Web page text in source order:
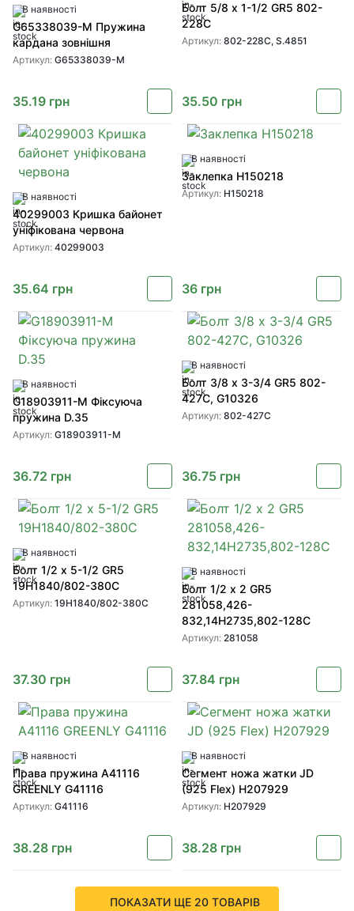
В наявності
G65338039-M Пружина
кардана зовнішня
Артикул: G65338039-M
35.19 грн
Болт 5/8 x 1-1/2 GR5 802-
228C
Артикул: 802-228C, S.4851
35.50 грн
В наявності
40299003 Кришка байонет
уніфікована червона
Артикул: 40299003
35.64 грн
В наявності
Заклепка H150218
Артикул: H150218
36 грн
В наявності
G18903911-M Фіксуюча
пружина D.35
Артикул: G18903911-M
36.72 грн
В наявності
Болт 3/8 x 3-3/4 GR5 802-
427C, G10326
Артикул: 802-427C
36.75 грн
В наявності
Болт 1/2 x 5-1/2 GR5
19H1840/802-380C
Артикул: 19H1840/802-380C
37.30 грн
В наявності
Болт 1/2 x 2 GR5
281058,426-
832,14H2735,802-128C
Артикул: 281058
37.84 грн
В наявності
Права пружина A41116
GREENLY G41116
Артикул: G41116
38.28 грн
В наявності
Сегмент ножа жатки JD
(925 Flex) H207929
Артикул: H207929
38.28 грн
ПОКАЗАТИ ЩЕ 20 ТОВАРІВ